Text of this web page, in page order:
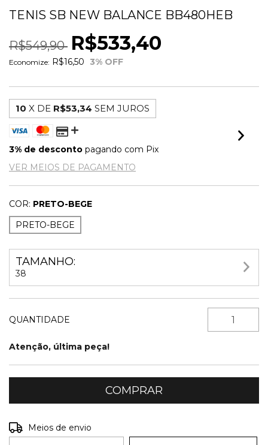
TENIS SB NEW BALANCE BB480HEB
R$549,90 R$533,40
Economize: R$16,50 3% OFF
10 X DE R$53,34 SEM JUROS
3% de desconto pagando com Pix
VER MEIOS DE PAGAMENTO
COR: PRETO-BEGE
PRETO-BEGE
TAMANHO:
38
QUANTIDADE
Atenção, última peça!
Entregas para o CEP:
Meios de envio